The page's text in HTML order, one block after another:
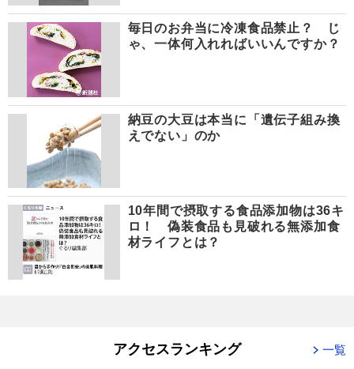
毎日のお弁当に冷凍食品禁止？ じ
ゃ、一体何入れればいいんですか？
納豆の大豆は本当に「遺伝子組み換
えでない」のか
10年間で摂取する食品添加物は36キ
ロ！ 偽装食品も見破れる無添加食
材ライフとは？
アクセスランキング 一覧